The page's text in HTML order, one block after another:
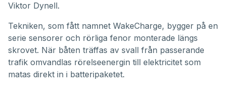
Viktor Dynell.
Tekniken, som fått namnet WakeCharge, bygger på en
serie sensorer och rörliga fenor monterade längs
skrovet. När båten träffas av svall från passerande
trafik omvandlas rörelseenergin till elektricitet som
matas direkt in i batteripaketet.